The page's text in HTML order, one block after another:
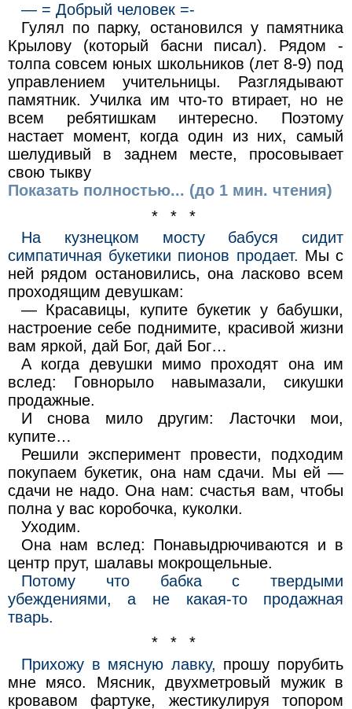
— = Добрый человек =-
Гулял по парку, остановился у памятника
Крылову (который басни писал). Рядом -
толпа совсем юных школьников (лет 8-9) под
управлением учительницы. Разглядывают
памятник. Училка им что-то втирает, но не
всем ребятишкам интересно. Поэтому
настает момент, когда один из них, самый
шелудивый в заднем месте, просовывает
свою тыкву
Показать полностью... (до 1 мин. чтения)
* * *
На кузнецком мосту бабуся сидит
симпатичная букетики пионов продает. Мы с
ней рядом остановились, она ласково всем
проходящим девушкам:
— Красавицы, купите букетик у бабушки,
настроение себе поднимите, красивой жизни
вам яркой, дай Бог, дай Бог…
А когда девушки мимо проходят она им
вслед: Говнорыло навымазали, сикушки
продажные.
И снова мило другим: Ласточки мои,
купите…
Решили эксперимент провести, подходим
покупаем букетик, она нам сдачи. Мы ей —
сдачи не надо. Она нам: счастья вам, чтобы
полна у вас коробочка, куколки.
Уходим.
Она нам вслед: Понавыдрючиваются и в
центр прут, шалавы мокрощельные.
Потому что бабка с твердыми
убеждениями, а не какая-то продажная
тварь.
* * *
Прихожу в мясную лавку, прошу порубить
мне мясо. Мясник, двухметровый мужик в
кровавом фартуке, жестикулируя топором